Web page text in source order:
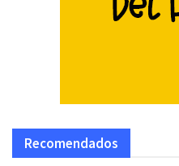
Recomendados